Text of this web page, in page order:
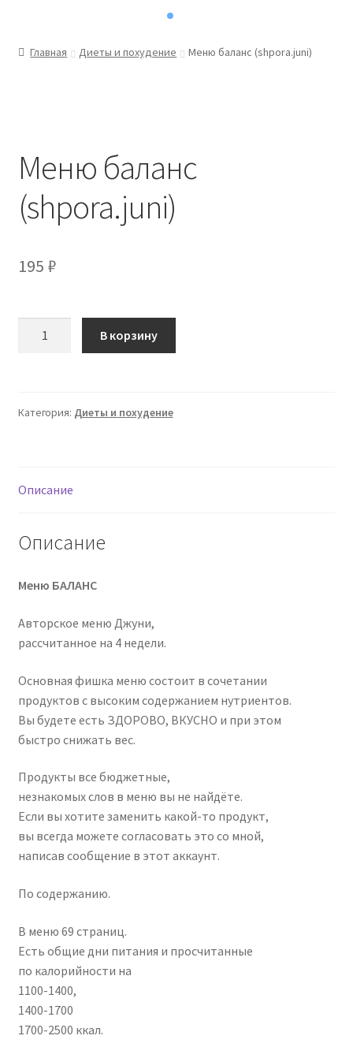
Главная Диеты и похудение Меню баланс (shpora.juni)
Меню баланс
(shpora.juni)
195 ₽
(shpora.juni)
В корзину
Категория: Диеты и похудение
Описание
Описание
Меню БАЛАНС
Авторское меню Джуни,
рассчитанное на 4 недели.
Основная фишка меню состоит в сочетании
продуктов с высоким содержанием нутриентов.
Вы будете есть ЗДОРОВО, ВКУСНО и при этом
быстро снижать вес.
Продукты все бюджетные,
незнакомых слов в меню вы не найдёте.
Если вы хотите заменить какой-то продукт,
вы всегда можете согласовать это со мной,
написав сообщение в этот аккаунт.
По содержанию.
В меню 69 страниц.
Есть общие дни питания и просчитанные
по калорийности на
1100-1400,
1400-1700
1700-2500 ккал.